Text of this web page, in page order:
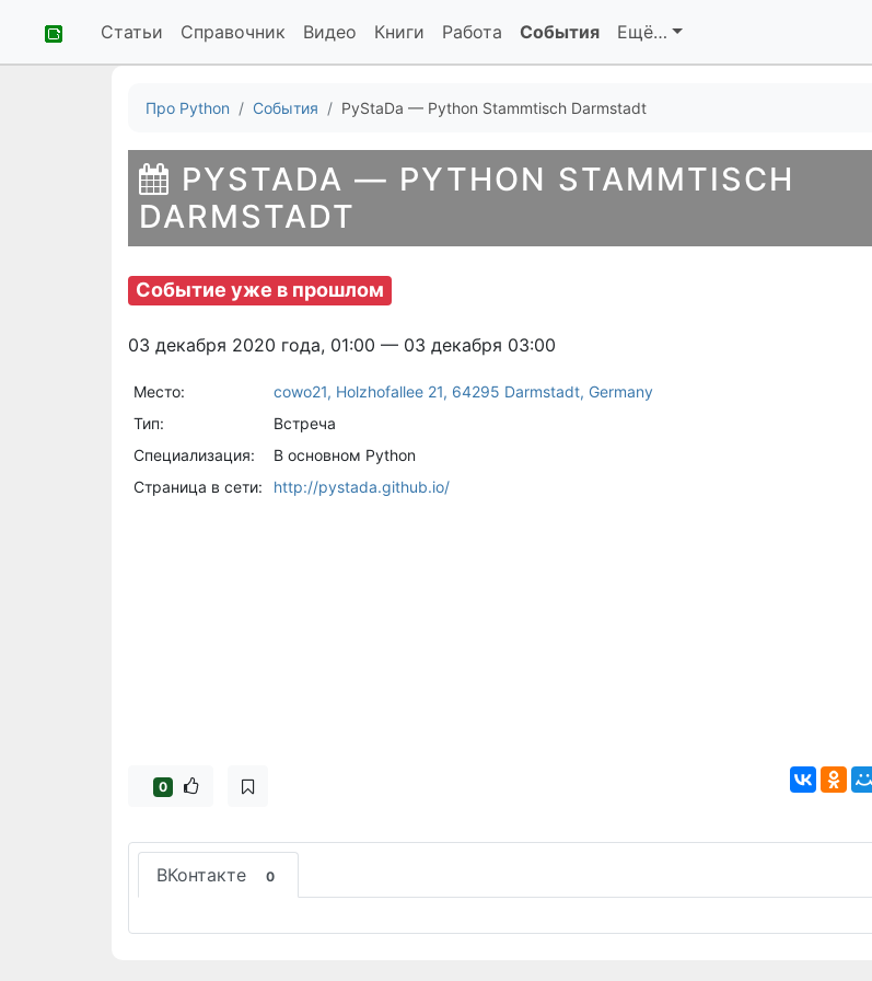
Статьи Справочник Видео Книги Работа События Ещё…
Про Python События PyStaDa — Python Stammtisch Darmstadt
PYSTADA — PYTHON STAMMTISCH
DARMSTADT
Событие уже в прошлом
03 декабря 2020 года, 01:00 — 03 декабря 03:00
Место:
cowo21, Holzhofallee 21, 64295 Darmstadt, Germany
Тип:
Встреча
Специализация:
В основном Python
Страница в сети:
http://pystada.github.io/
0
ВКонтакте 0